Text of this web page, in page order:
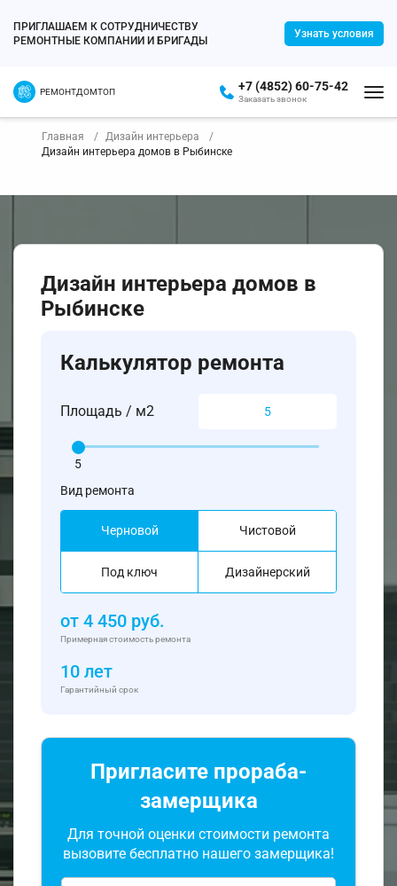
ПРИГЛАШАЕМ К СОТРУДНИЧЕСТВУ
РЕМОНТНЫЕ КОМПАНИИ И БРИГАДЫ
Узнать условия
РЕМОНТДОМТОП +7 (4852) 60-75-42
Заказать звонок
Главная
Дизайн интерьера
Дизайн интерьера домов в Рыбинске
Дизайн интерьера домов в
Рыбинске
Калькулятор ремонта
Площадь / м2
5
Вид ремонта
Черновой Чистовой
Под ключ Дизайнерский
от 4 450 руб.
Примерная стоимость ремонта
10 лет
Гарантийный срок
Пригласите прораба-
замерщика
Для точной оценки стоимости ремонта
вызовите бесплатно нашего замерщика!